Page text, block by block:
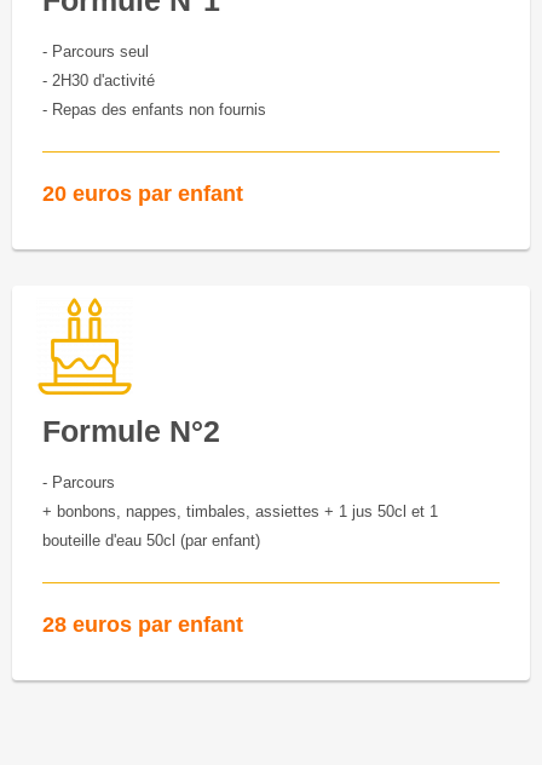
- Parcours seul
- 2H30 d'activité
- Repas des enfants non fournis
20 euros par enfant
Formule N°2
- Parcours
+ bonbons, nappes, timbales, assiettes + 1 jus 50cl et 1
bouteille d'eau 50cl (par enfant)
28 euros par enfant